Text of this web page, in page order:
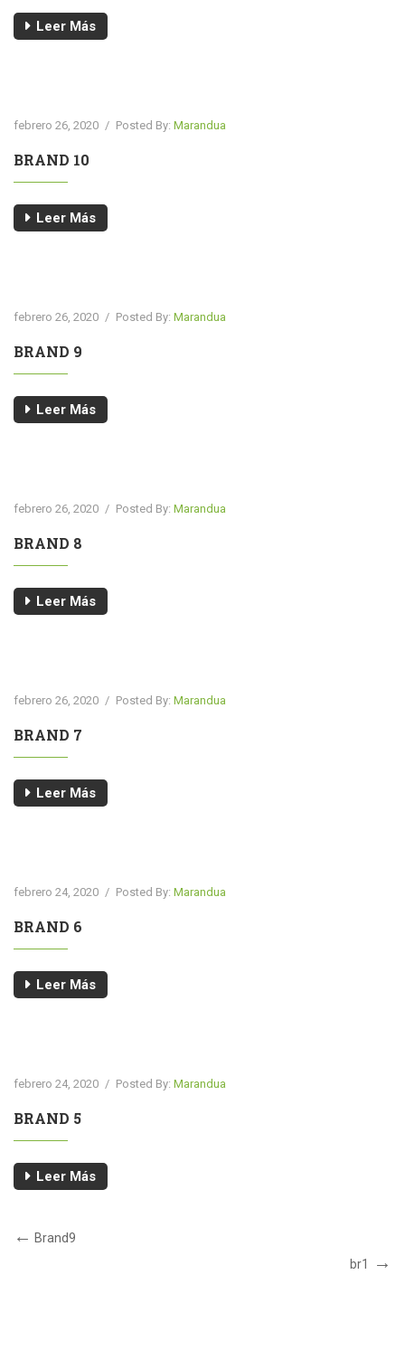
Leer Más
febrero 26, 2020 / Posted By: Marandua
BRAND 10
Leer Más
febrero 26, 2020 / Posted By: Marandua
BRAND 9
Leer Más
febrero 26, 2020 / Posted By: Marandua
BRAND 8
Leer Más
febrero 26, 2020 / Posted By: Marandua
BRAND 7
Leer Más
febrero 24, 2020 / Posted By: Marandua
BRAND 6
Leer Más
febrero 24, 2020 / Posted By: Marandua
BRAND 5
Leer Más
Navegación
PostBrand9
br1